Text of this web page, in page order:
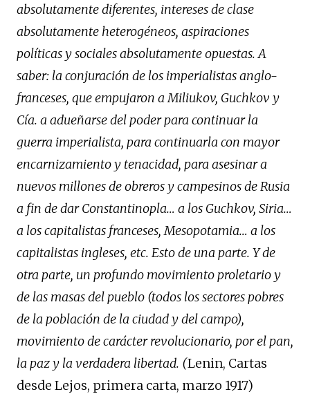
absolutamente diferentes, intereses de clase
absolutamente heterogéneos, aspiraciones
políticas y sociales absolutamente opuestas. A
saber: la conjuración de los imperialistas anglo-
franceses, que empujaron a Miliukov, Guchkov y
Cía. a adueñarse del poder para continuar la
guerra imperialista, para continuarla con mayor
encarnizamiento y tenacidad, para asesinar a
nuevos millones de obreros y campesinos de Rusia
a fin de dar Constantinopla… a los Guchkov, Siria…
a los capitalistas franceses, Mesopotamia… a los
capitalistas ingleses, etc. Esto de una parte. Y de
otra parte, un profundo movimiento proletario y
de las masas del pueblo (todos los sectores pobres
de la población de la ciudad y del campo),
movimiento de carácter revolucionario, por el pan,
la paz y la verdadera libertad. (Lenin, Cartas
desde Lejos, primera carta, marzo 1917)